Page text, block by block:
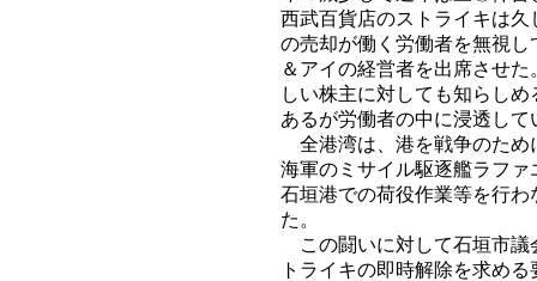
西武百貨店のストライキは
の売却が働く労働者を無視
＆アイの経営者を出席させ
しい株主に対しても知らし
あるが労働者の中に浸透して
全港湾は、港を戦争のため
海軍のミサイル駆逐艦ラフ
石垣港での荷役作業等を行
た。
この闘いに対して石垣市議
トライキの即時解除を求め